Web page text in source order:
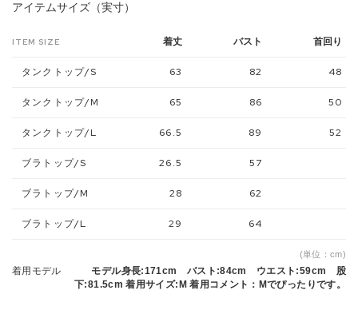
アイテムサイズ（実寸）
ITEM SIZE 着丈 バスト 首回り
タンクトップ/S 63 82 48
タンクトップ/M 65 86 50
タンクトップ/L 66.5 89 52
ブラトップ/S 26.5 57
ブラトップ/M 28 62
ブラトップ/L 29 64
(単位：cm)
着用モデル
モデル身長:171cm バスト:84cm ウエスト:59cm 股
下:81.5cm 着用サイズ:M 着用コメント：Mでぴったりです。